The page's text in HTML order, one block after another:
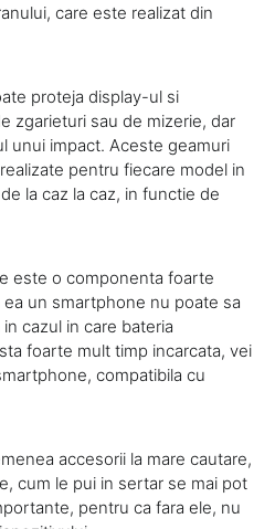
care este realizat din
proteja display-ul si
zgarieturi sau de mizerie, dar
unui impact. Aceste geamuri
pentru fiecare model in
la caz la caz, in functie de
este o componenta foarte
un smartphone nu poate sa
cazul in care bateria
foarte mult timp incarcata, vei
compatibila cu
accesorii la mare cautare,
cum le pui in sertar se mai pot
pentru ca fara ele, nu